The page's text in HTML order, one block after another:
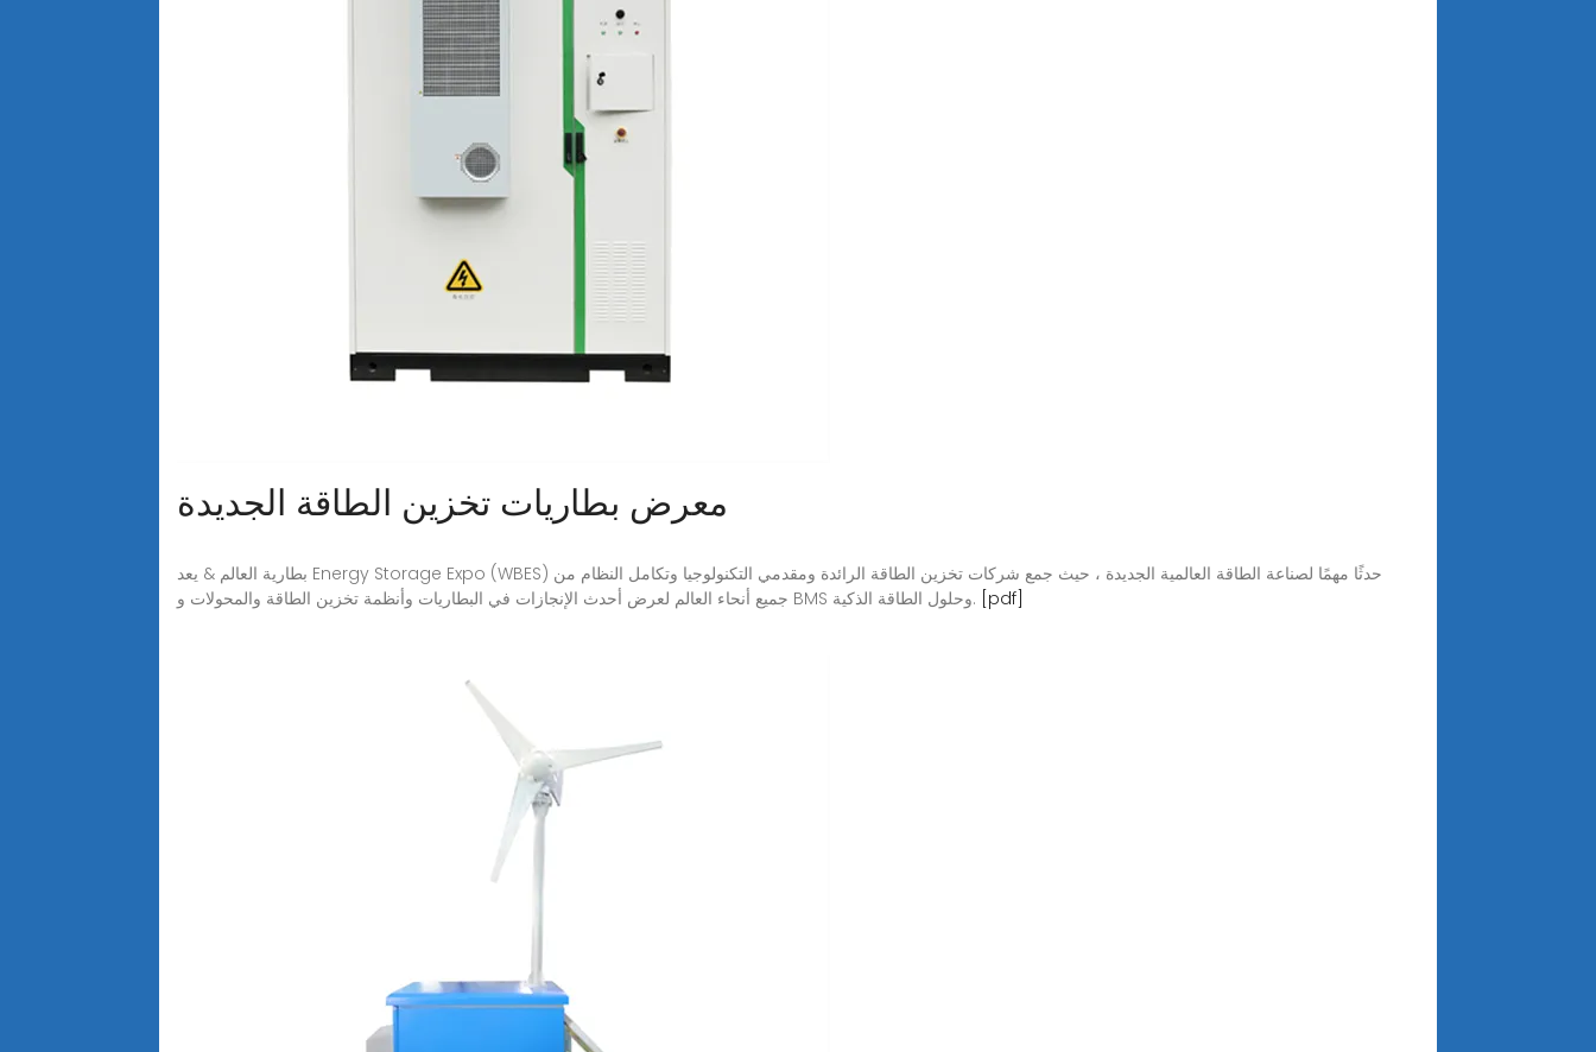
معرض بطاريات تخزين الطاقة الجديدة
بطارية العالم & يعد Energy Storage Expo (WBES) حدثًا مهمًا لصناعة الطاقة العالمية الجديدة ، حيث جمع شركات تخزين الطاقة الرائدة ومقدمي التكنولوجيا وتكامل النظام من
جميع أنحاء العالم لعرض أحدث الإنجازات في البطاريات وأنظمة تخزين الطاقة والمحولات و BMS وحلول الطاقة الذكية. [pdf]